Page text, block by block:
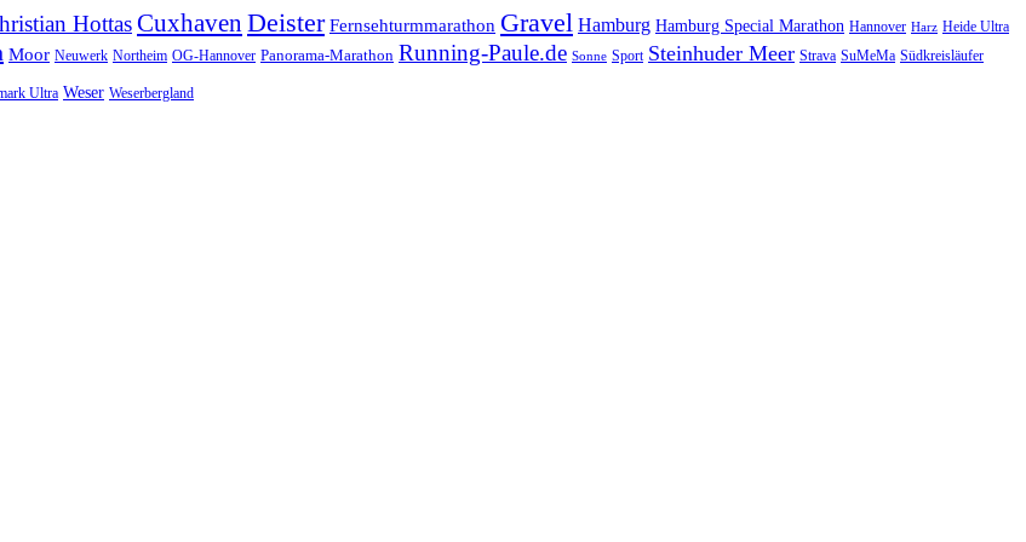
HottasCuxhaven Deister Fernsehturmmarathon Gravel Hamburg Hamburg Special Marathon Hannover Harz Heide Ultra
Moor Neuwerk Northeim OG-Hannover Panorama-Marathon Running-Paule.de Sonne Sport Steinhuder Meer Strava SuMeMa Südkreisläufer
Ultra Weser Weserbergland